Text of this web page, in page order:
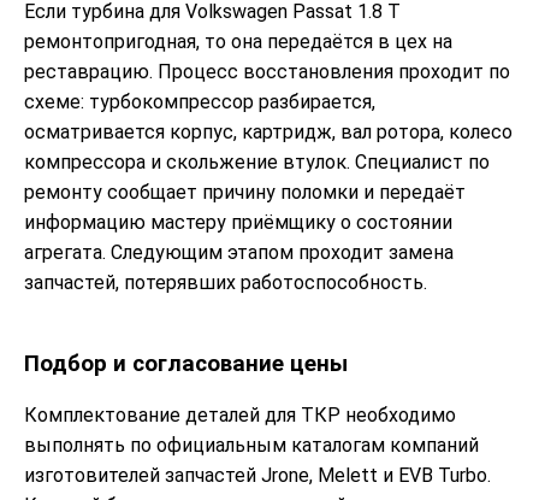
Если турбина для Volkswagen Passat 1.8 T
ремонтопригодная, то она передаётся в цех на
реставрацию. Процесс восстановления проходит по
схеме: турбокомпрессор разбирается,
осматривается корпус, картридж, вал ротора, колесо
компрессора и скольжение втулок. Специалист по
ремонту сообщает причину поломки и передаёт
информацию мастеру приёмщику о состоянии
агрегата. Следующим этапом проходит замена
запчастей, потерявших работоспособность.
Подбор и согласование цены
Комплектование деталей для ТКР необходимо
выполнять по официальным каталогам компаний
изготовителей запчастей Jrone, Melett и EVB Turbo.